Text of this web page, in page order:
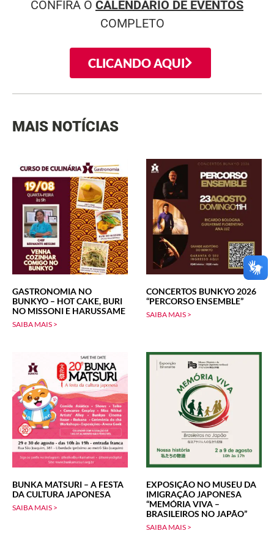
CONFIRA O CALENDÁRIO DE EVENTOS
COMPLETO
CLICANDO AQUI
MAIS NOTÍCIAS
GASTRONOMIA NO
BUNKYO – HOT CAKE, BURI
NO MISSONI E HARUSSAME
SAIBA MAIS >
CONCERTOS BUNKYO 2026
“PERCORSO ENSEMBLE”
SAIBA MAIS >
BUNKA MATSURI – A FESTA
DA CULTURA JAPONESA
SAIBA MAIS >
EXPOSIÇÃO NO MUSEU DA
IMIGRAÇÃO JAPONESA
“MEMÓRIA VIVA –
BRASILEIROS NO JAPÃO”
SAIBA MAIS >